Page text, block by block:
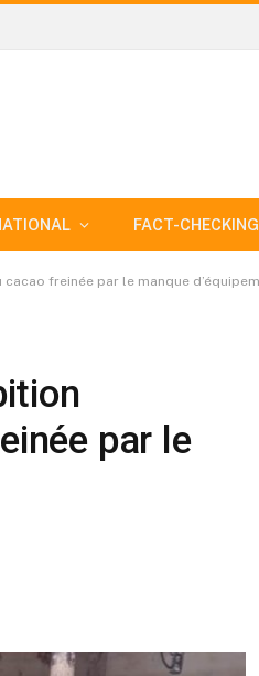
FACT-CHECKING
freinée par le manque
par le